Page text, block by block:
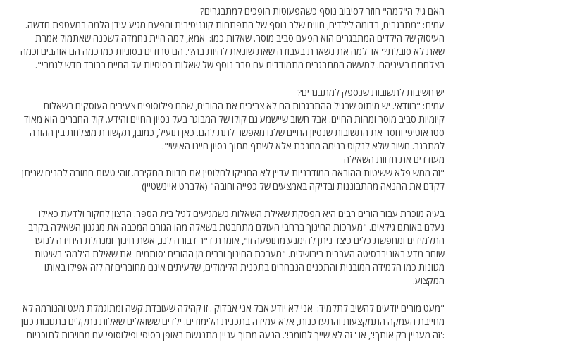
האם גיל ה"למה" חוזר לסיבוב נוסף כשהפעוטות הופכים למתבגרים?
עמית: "מתבגרים, בדומה לילדים, חווים שלב נוסף של התפתחות קוגניטיבית והפעם מגיע עידן הלמה במעטפת חדשה.
העיסוק של הילדים המתבגרים הוא הפעם סביב מוסר. שאלות כמו: 'אמא, למה היית נחמדה לשכנה שאתמול אמרת
שאת לא סובלת?' או 'למה את נשארת בעבודה שאת שונאת להיות בה?'. הם טרודים בסוגיות כמו כמה הם אוהבים וכמה
הצלחתם בעיניהם. למעשה המתבגרים מתמודדים עם סבב נוסף של שאלות בסיסיות על החיים ברובד חדש לגמרי".
יש חשיבות לתשובות שנספק למתבגרים?
עמית: "בוודאי. יש מיתוס שבגיל ההתבגרות הם לא צריכים את ההורים, שהם פילוסופים צעירים העוסקים בשאלות
קיומיות סביב מוסר ומהות החיים. אבל חשוב שיישמע גם קולו של המבוגר בעל נסיון החיים והידע. קול החברים הוא מאוד
סטראוטיפי וחסר את התשובות שנסיון החיים שלנו מאפשר לתת להם. כאן תועיל, כמובן, תקשורת מוצלחת בין ההורה
למתבגר. חשוב שלא לנקוט בנימה מחנכת אלא לשתף מתוך נסיון חיינו האישי".
מעודדים את חדוות השאילה
"זה ממש פלא ששיטות ההוראה המודרניות עדיין לא החניקו לחלוטין את חדוות החקירה. זוהי טעות חמורה להניח שניתן
לקדם את ההנאה מהתבוננות ובדיקה באמצעים של כפייה וחובה" (אלברט איינשטיין)
בעיה מוכרת עבור הורים רבים היא הפסקת שאילת השאלות כשמגיעים לגיל בית הספר. הרצון לחקור ולדעת כאילו
נעלם באותם גילאים. "מערכות החינוך ברחבי העולם מתחבטת בשאלה מהו הגורם המכבה את מנגנון השאילה בקרב
התלמידים ומחפשת כלים כיצד ניתן להימנע מתופעה זו", אומרת ד"ר דבורה לנג, אשת חינוך ומנהלת היחידה לנוער
שוחר מדע באוניברסיטה העברית בירושלים. "מערכת החינוך ורבים מן ההורים 'סותמים' את שאילת ה'למה' בשיטות
מגוונות כמו הלמידה המובנית והתכנים הנבחרים בתכנית הלימודים, שלעיתים אינם מחוברים זה לזה אפילו באותו
המקצוע.
"מעט מורים יודעים להשיב לתלמיד: 'אני לא יודע אבל אני אבדוק'. זו קהילה שעובדת קשה ומתוגמלת מעט והנורמה לא
מחייבת העמקה התמקצעות והתעדכנות, אלא עמידה בתכנית הלימודים. ילדים ששואלים שאלות נתקלים בתגובות כגון
:'זה מעניין רק אותך!', או ' זה לא שייך לחומר!'. הנעה מתוך עניין מתנגשת באופן בסיסי ופילוסופי עם מחויבות לתוכניות